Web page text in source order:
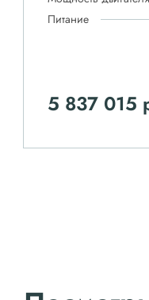
Питание
5 837 015